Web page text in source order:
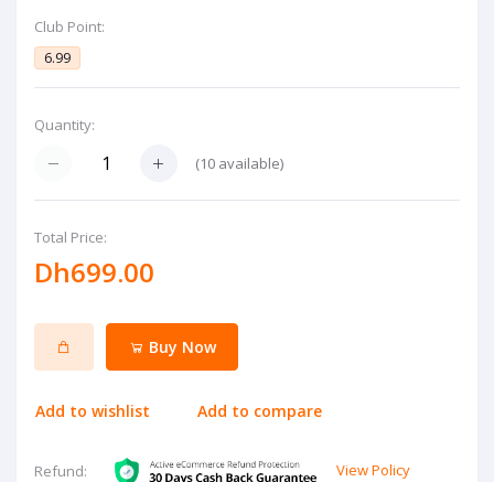
Club Point:
6.99
Quantity:
(10 available)
Total Price:
Dh699.00
Buy Now
Add to wishlist Add to compare
Refund: View Policy